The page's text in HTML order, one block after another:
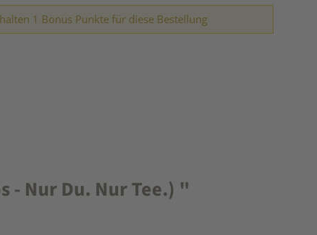
1 Bonus Punkte für diese Bestellung
Nur Du. Nur Tee.) "